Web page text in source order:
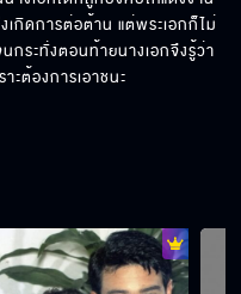
เกิดการต่อต้าน แต่พระเอกก็ไม่
กระทั่งตอนท้ายนางเอกจึงรู้ว่า
ะต้องการเอาชนะ